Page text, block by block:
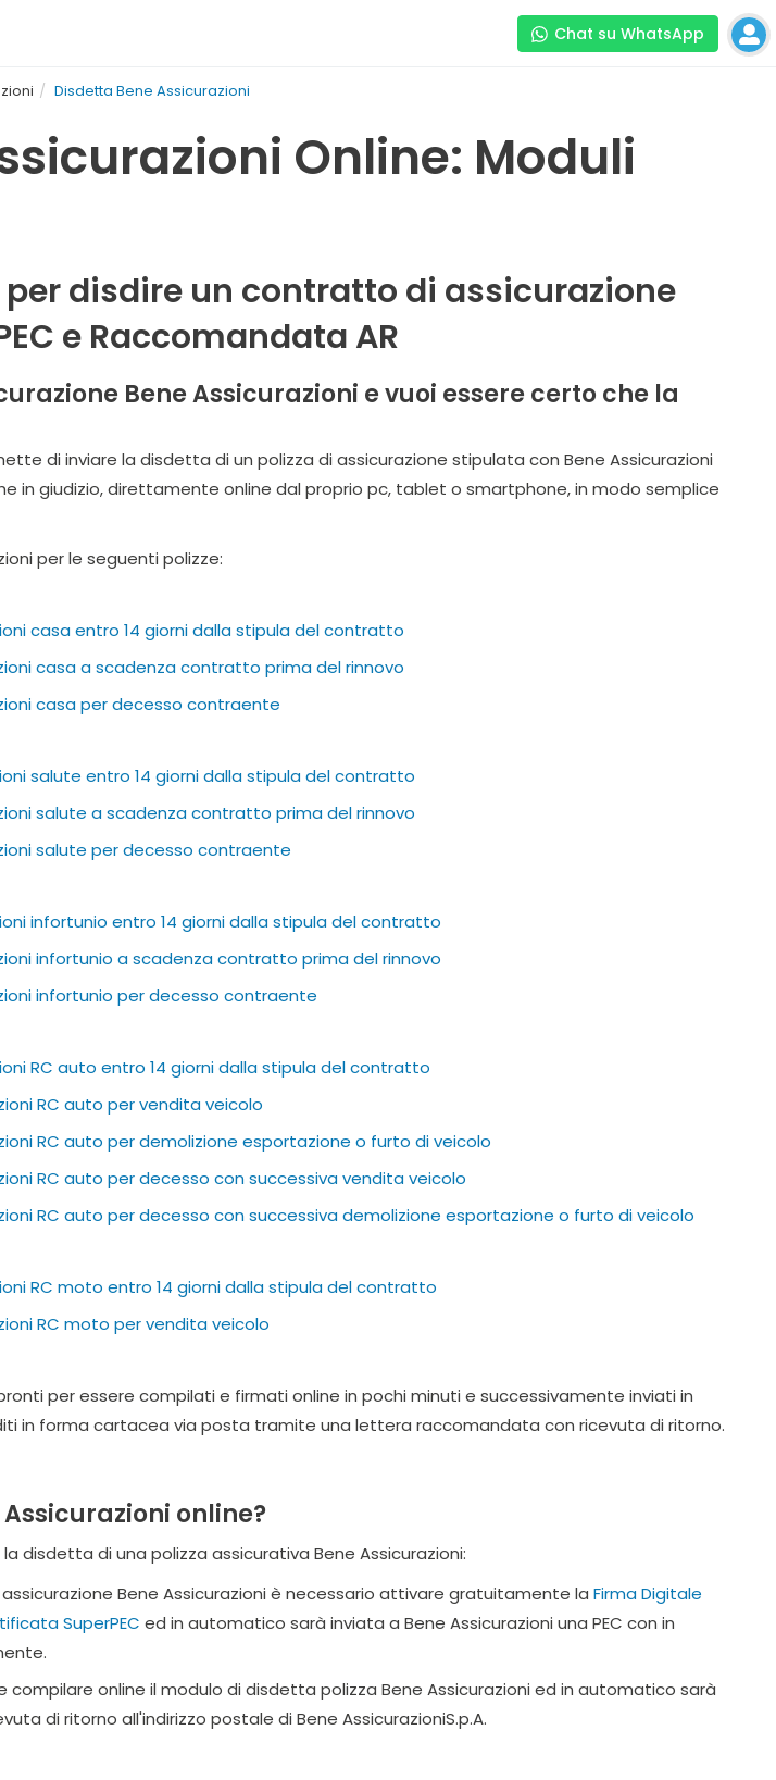
Chat su WhatsApp
Disdetta Bene Assicurazioni
Online: Moduli
disdire un contratto di assicurazione
e Raccomandata AR
Bene Assicurazioni e vuoi essere certo che la
di inviare la disdetta di un polizza di assicurazione stipulata con Bene Assicurazioni
in giudizio, direttamente online dal proprio pc, tablet o smartphone, in modo semplice
per le seguenti polizze:
casa entro 14 giorni dalla stipula del contratto
casa a scadenza contratto prima del rinnovo
casa per decesso contraente
salute entro 14 giorni dalla stipula del contratto
salute a scadenza contratto prima del rinnovo
salute per decesso contraente
infortunio entro 14 giorni dalla stipula del contratto
infortunio a scadenza contratto prima del rinnovo
infortunio per decesso contraente
RC auto entro 14 giorni dalla stipula del contratto
RC auto per vendita veicolo
RC auto per demolizione esportazione o furto di veicolo
RC auto per decesso con successiva vendita veicolo
RC auto per decesso con successiva demolizione esportazione o furto di veicolo
RC moto entro 14 giorni dalla stipula del contratto
RC moto per vendita veicolo
per essere compilati e firmati online in pochi minuti e successivamente inviati in
in forma cartacea via posta tramite una lettera raccomandata con ricevuta di ritorno.
online?
disdetta di una polizza assicurativa Bene Assicurazioni:
Bene Assicurazioni è necessario attivare gratuitamente la Firma Digitale
SuperPEC ed in automatico sarà inviata a Bene Assicurazioni una PEC con in
online il modulo di disdetta polizza Bene Assicurazioni ed in automatico sarà
di ritorno all'indirizzo postale di Bene AssicurazioniS.p.A.